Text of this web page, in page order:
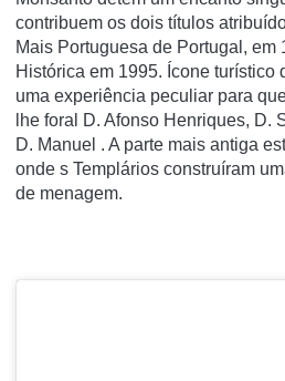
contribuem os dois títulos
Mais Portuguesa de Portugal, em
Histórica em 1995. Ícone turístico
uma experiência peculiar para
lhe foral D. Afonso Henriques, D.
D. Manuel . A parte mais antiga
onde s Templários construíram
de menagem.